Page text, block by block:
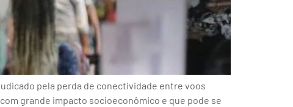
pela perda de conectividade entre voos
grande impacto socioeconômico e que pode se